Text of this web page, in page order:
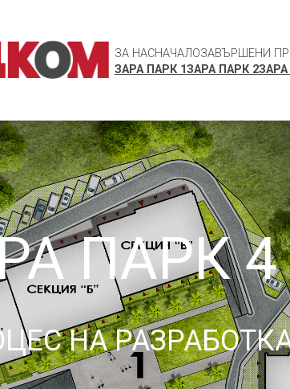
ЗА НАСНАЧАЛОЗАВЪРШЕНИ
ЗАРА ПАРК 1ЗАРА ПАРК 2ЗАРА
ПАРК 4
НА